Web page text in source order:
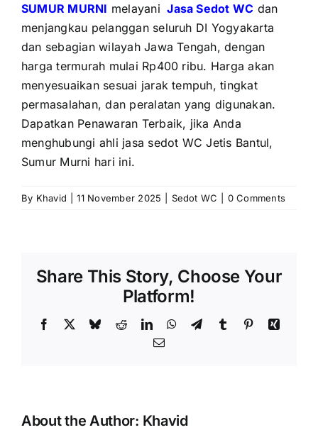
SUMUR MURNI melayani Jasa Sedot WC dan
menjangkau pelanggan seluruh DI Yogyakarta
dan sebagian wilayah Jawa Tengah, dengan
harga termurah mulai Rp400 ribu. Harga akan
menyesuaikan sesuai jarak tempuh, tingkat
permasalahan, dan peralatan yang digunakan.
Dapatkan Penawaran Terbaik, jika Anda
menghubungi ahli jasa sedot WC Jetis Bantul,
Sumur Murni hari ini.
By Khavid 11 November 2025 Sedot WC 0 Comments
Share This Story, Choose Your
Platform!
Facebook BlueskyRedditLinkedInWhatsApp
TelegramTumblr PinterestXing
Email
About the Author: Khavid